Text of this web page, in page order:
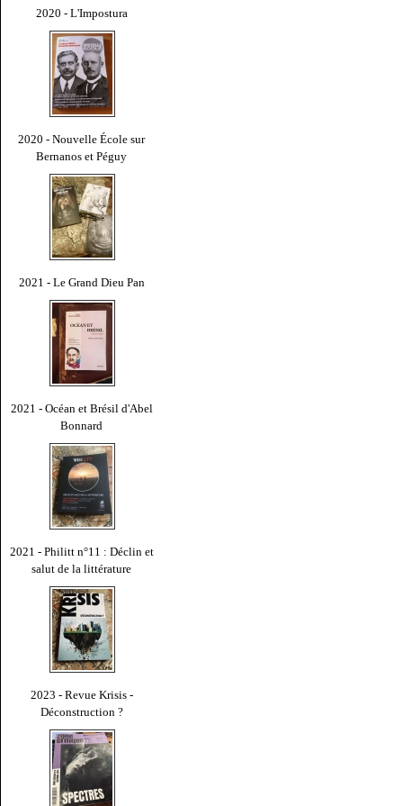
2020 - L'Impostura
2020 - Nouvelle École sur
Bernanos et Péguy
2021 - Le Grand Dieu Pan
2021 - Océan et Brésil d'Abel
Bonnard
2021 - Philitt n°11 : Déclin et
salut de la littérature
2023 - Revue Krisis -
Déconstruction ?